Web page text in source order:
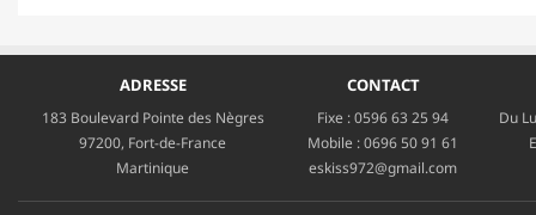
ADRESSE
183 Boulevard Pointe des Nègres
97200, Fort-de-France
Martinique
CONTACT
Fixe :0596 63 25 94
Mobile :0696 50 91 61
eskiss972@gmail.com
Du